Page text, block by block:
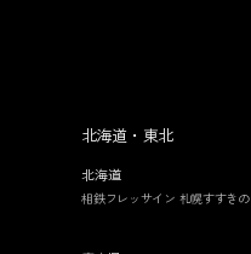
北海道・東北
北海道
相鉄フレッサイン 札幌すすきの